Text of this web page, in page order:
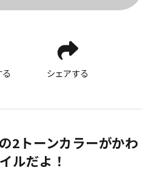
シェアする
2トーンカラーがかわ
ルだよ！